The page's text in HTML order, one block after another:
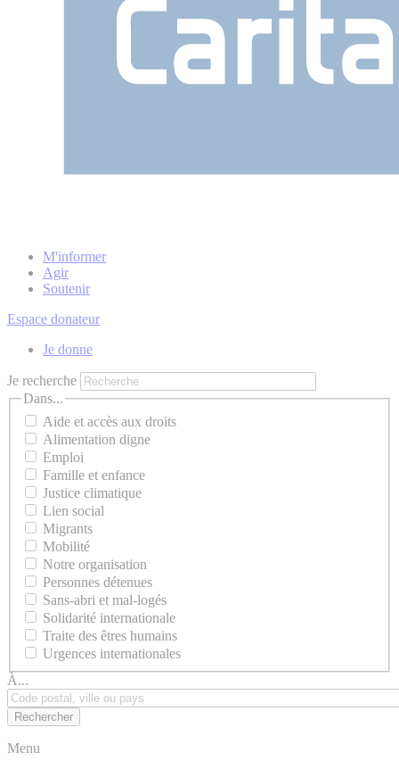
M'informer
Agir
Soutenir
Espace donateur
Je donne
Je recherche
Dans...
Aide et accès aux droits
Alimentation digne
Emploi
Famille et enfance
Justice climatique
Lien social
Migrants
Mobilité
Notre organisation
Personnes détenues
Sans-abri et mal-logés
Solidarité internationale
Traite des êtres humains
Urgences internationales
À...
Menu